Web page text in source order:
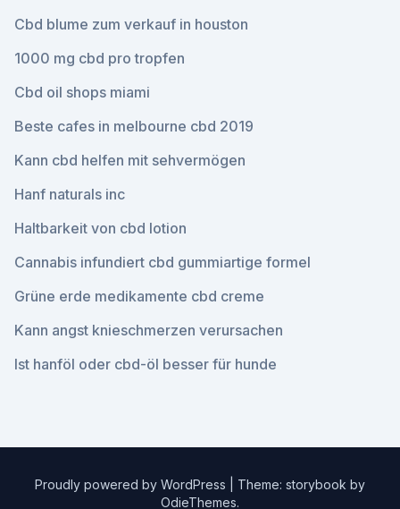
Cbd blume zum verkauf in houston
1000 mg cbd pro tropfen
Cbd oil shops miami
Beste cafes in melbourne cbd 2019
Kann cbd helfen mit sehvermögen
Hanf naturals inc
Haltbarkeit von cbd lotion
Cannabis infundiert cbd gummiartige formel
Grüne erde medikamente cbd creme
Kann angst knieschmerzen verursachen
Ist hanföl oder cbd-öl besser für hunde
Proudly powered by WordPress
Theme: storybook by
OdieThemes.